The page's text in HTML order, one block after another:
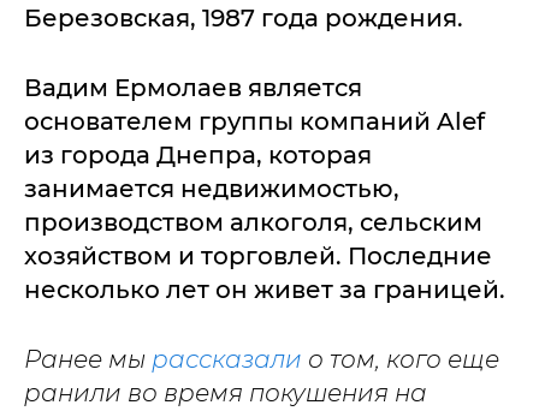
Березовская, 1987 года рождения.
Вадим Ермолаев является
основателем группы компаний Alef
из города Днепра, которая
занимается недвижимостью,
производством алкоголя, сельским
хозяйством и торговлей. Последние
несколько лет он живет за границей.
Ранее мы рассказали о том, кого еще
ранили во время покушения на